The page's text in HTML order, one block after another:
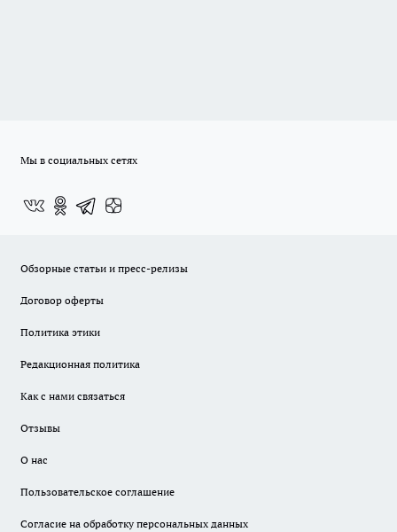
Мы в социальных сетях
Обзорные статьи и пресс-релизы
Договор оферты
Политика этики
Редакционная политика
Как с нами связаться
Отзывы
О нас
Пользовательское соглашение
Согласие на обработку персональных данных